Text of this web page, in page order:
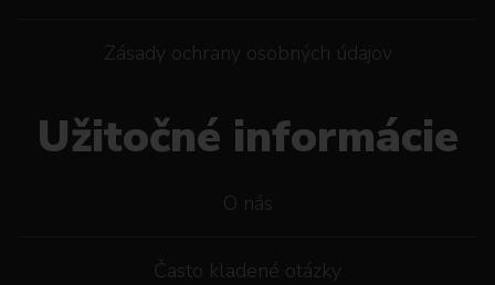
Zásady ochrany osobných údajov
Užitočné informácie
O nás
Často kladené otázky